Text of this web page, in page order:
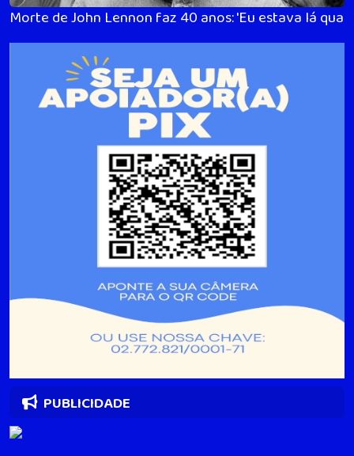
Morte de John Lennon faz 40 anos: 'Eu estava lá
PUBLICIDADE